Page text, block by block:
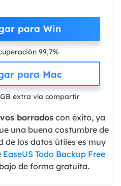
para Win
99,7%
para Mac
extra vía compartir
borradoscon éxito, ya
una buena costumbre de
de los datos útiles es muy
EaseUS Todo Backup Free
de forma gratuita.